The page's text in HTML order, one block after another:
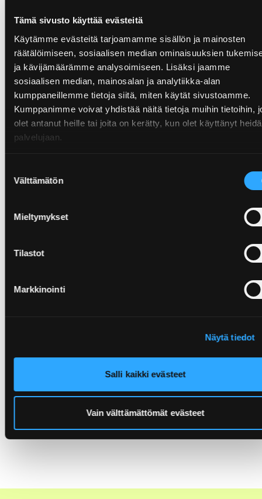
Tämä sivusto käyttää evästeitä
Käytämme evästeitä tarjoamamme sisällön ja mainosten
räätälöimiseen, sosiaalisen median ominaisuuksien
ja kävijämäärämme analysoimiseen. Lisäksi jaamme
sosiaalisen median, mainosalan ja analytiikka-alan
kumppaneillemme tietoja siitä, miten käytät sivustoamme.
Kumppanimme voivat yhdistää näitä tietoja muihin tietoihin,
olet antanut heille tai joita on kerätty, kun olet käyttänyt
palvelujaan.
valinta
Välttämätön
Mieltymykset
Tilastot
Markkinointi
Näytä tiedot
Salli kaikki evästeet
Vain välttämättömät evästeet
Coalition(UkrPEC)
Ungern,ÖKo-Pannon p.b.c.
Österrike,ARA – Altstoff Recycling Austria
Producentsammanslutningar i andra
länder
Australien,Australian Institute of Packaging
Brasilien,
Corporation in Israel Ltd
Recycling Association
Environment Protection Agency,
International Association of Packaging
Research Institutes(IAPRI),U.S. Food and Drug